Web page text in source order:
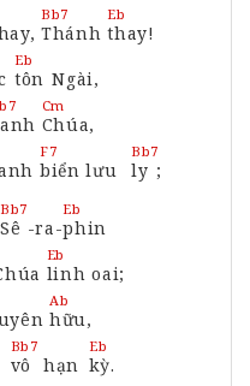
Bb7
Thánh
Eb
thay!
Eb
tôn Ngài,
Cm
Chúa,
F7
biển lưu
Bb7
ly ;
Bb7
Sê -ra-
Eb
phin
Eb
linh oai;
Ab
hữu,
Bb7
vô hạn
Eb
kỳ.